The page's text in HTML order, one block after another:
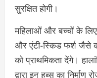
सुरक्षित होगी।
महिलाओं और बच्चों के
और एंटी-स्किड फर्श जैसे
को प्राथमिकता देंगे।
द्वारा इन हब्स का